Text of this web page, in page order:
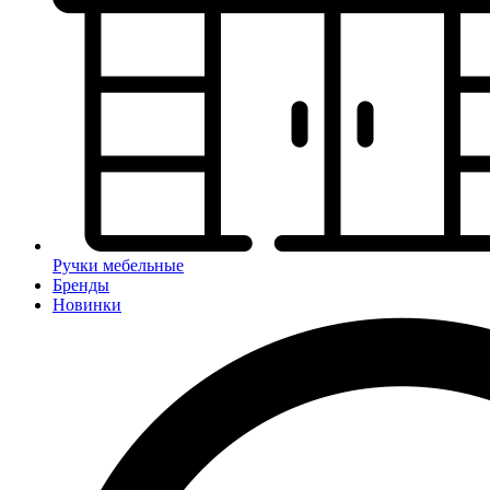
Ручки мебельные
Бренды
Новинки